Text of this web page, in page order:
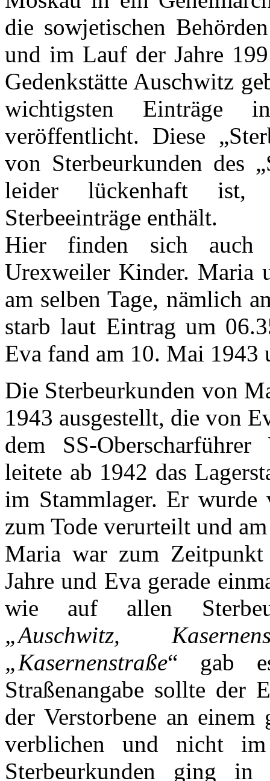
die sowjetischen
und im Lauf der Jahre
Gedenkstätte Auschwitz
wichtigsten Einträge
veröffentlicht. Diese
von Sterbeurkunden des
leider lückenhaft ist,
Sterbeeinträge enthält.
Hier finden sich auch
Urexweiler Kinder. Maria
am selben Tage, nämlich
starb laut Eintrag um
Eva fand am 10. Mai 1943
Die Sterbeurkunden von
1943 ausgestellt, die von
dem SS-
leitete ab 1942 das
im Stammlager. Er
zum Tode verurteilt und
Maria war zum
Jahre und Eva gerade
wie auf allen
„Auschwitz,
„Kasernenstraße“ gab
Straßenangabe sollte der
der Verstorbene an
verblichen und nicht im
Sterbeurkunden ging